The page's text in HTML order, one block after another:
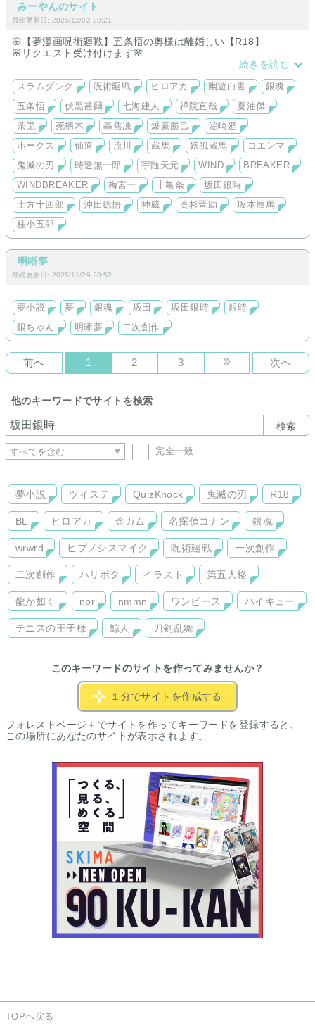
みーやんのサイト
最終更新日: 2025/12/02 20:21
🌸【夢漫画呪術廻戦】五条悟の奥様は離婚しい【R18】
🌸リクエスト受け付けます🌸
🌸他夢小説🌸
中編【完結】【呪術廻戦】悪い男【R18】
長編【完結】【呪術廻戦】五条悟から逃れたいので呪詛師目指
します【R18】
中編【完結】【WIND BREAKER】夜が明けたら【R18】梅宮一
長編【WIND BREAKER】My,friend【R18】梅宮一・十亀条執
筆中
長編【呪術廻戦】五条悟の奥様は離婚したい【R指定】執筆中
長編【呪術廻戦】禪院直哉→私←五条悟❇︎傷だらけの婚約者
❇︎【R指定】執筆中
長編【ヒロアカ】蒼炎を縛る【R指定】執筆中
[作品説明]
5️⃣奥様
悟が五条家当主になった18歳の時に結婚した主人公。
当主になった途端に結婚、子供とうんざりだった悟は、
しかし、その奥様が10年後に反旗を翻した。
『へぇ……何で？』
無かった。
大人しく順応力に長けていると思っていた自分の嫁は、悟を凌
ぐほどの破天荒さを持っていた。
『離婚を認めないなら……。』
ーーーーーーーーーーー
10年間一緒に暮らしていても、会話もほとんどない程の仮面夫
婦。
それに嫌気がさした主人公が、悟との離婚を勝ち取る為に奮闘
します。
『何で愛人？』
『SEXで満足したいから。』
『それなら僕が……。』
初めて意味のある会話をしたのが夫婦の離婚の話だった。
離婚したい主人公。
後々面倒くさくなるので離婚は回避したい悟。
『ふーん……頑張って。』
※R指定お相手：五条悟
長編【宝贝儿】完結
長編【はじめて、相澤先生の嫁です。】執筆
続きを読む
スラムダンク 呪術廻戦 ヒロアカ 幽遊白書
銀魂
五条悟
伏黒甚爾 七海建人 禪院直哉
夏油傑
荼毘
死柄木 轟焦凍 爆豪勝己
治崎廻
ホークス
仙道 流川 蔵馬 妖狐蔵馬
コエンマ
鬼滅の刃
時透無一郎 宇髄天元 WIND
BREAKER
WINDBREAKER
梅宮一 十亀条
坂田銀時
土方十四郎
沖田総悟 神威 高杉晋助
坂本辰馬
桂小五郎
明晰夢
最終更新日: 2025/11/29 20:52
夢小説 夢 銀魂 坂田 坂田銀時
銀時
銀ちゃん
明晰夢 二次創作
前へ 1 2 3 次へ
他のキーワードでサイトを検索
検索
完全一致
夢小説 ツイステ QuizKnock 鬼滅の刃 R18
BL ヒロアカ 金カム 名探偵コナン 銀魂
wrwrd ヒプノシスマイク 呪術廻戦 一次創作
二次創作 ハリポタ イラスト 第五人格
龍が如く npr nmmn ワンピース ハイキュー
テニスの王子様 鯨人 刀剣乱舞
このキーワードのサイトを作ってみませんか？
１分でサイトを作成する
フォレストページ＋でサイトを作ってキーワードを登録すると、
この場所にあなたのサイトが表示されます。
TOPへ戻る